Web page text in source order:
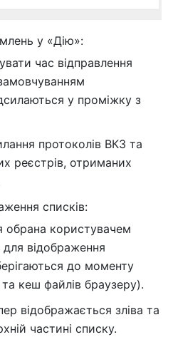
у «Дію»:
час відправлення
у проміжку з
протоколів ВКЗ та
реєстрів, отриманих
списків:
обрана користувачем
для відображення
до моменту
кеш файлів браузеру).
відображається зліва та
частині списку.